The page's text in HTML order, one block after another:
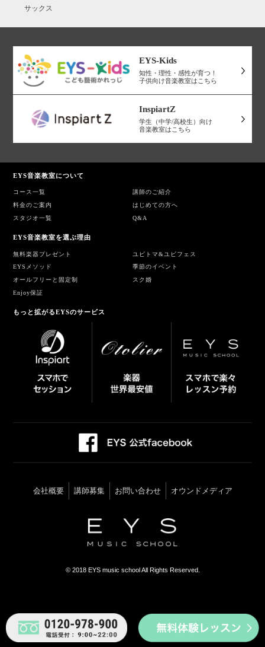
サックス
EYS-Kids
知性・理性・感性が育つ！
子供向け音楽教室はこちら
InspiartZ
学生（中学/高校生）向け
音楽教室はこちら
EYS音楽教室について
コース一覧
講師のご紹介
料金のご案内
はじめての方へ
スタジオ一覧
Q&A
EYS音楽教室を選ぶ理由
無料楽器プレゼント
ユビトマ&ユビフェス
EYSメソッド
季節のイベント
オールフリーと固定制
スク婚
Enjoy保証
もっと拡がるEYSのサービス
会社概要 講師募集 お問い合わせ オウンドメディア
© 2018 EYS music school All Rights Reserved.